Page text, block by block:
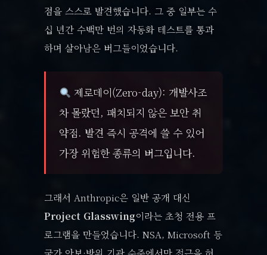
점을 스스로 발견했습니다. 그 중 일부는 수
십 년간 수백만 번의 자동화 테스트를 통과
하며 살아남은 버그들이었습니다.
제로데이(Zero-day): 개발사조
차 몰랐던, 패치되지 않은 보안 취
약점. 발견 즉시 공격에 쓸 수 있어
가장 위험한 종류의 버그입니다.
그래서 Anthropic은 일반 공개 대신
Project Glasswing이라는 초청 전용 프
로그램을 만들었습니다. NSA, Microsoft 등